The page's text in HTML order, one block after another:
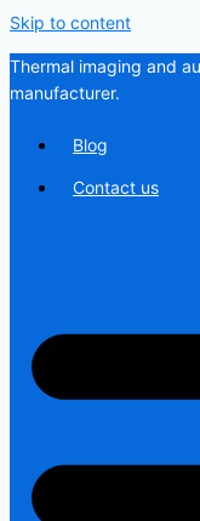
Skip to content
Thermal imaging and
manufacturer.
Blog
Contact us